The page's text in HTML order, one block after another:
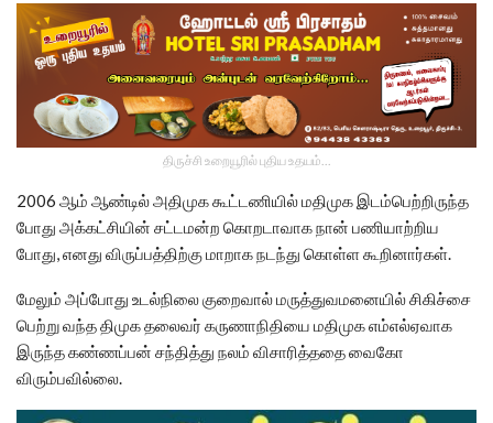
திருச்சி உறையூரில் புதிய உதயம்...
2006 ஆம் ஆண்டில் அதிமுக கூட்டணியில் மதிமுக இடம்பெற்றிருந்த
போது அக்கட்சியின் சட்டமன்ற கொறடாவாக நான் பணியாற்றிய
போது, எனது விருப்பத்திற்கு மாறாக நடந்து கொள்ள கூறினார்கள்.
மேலும் அப்போது உடல்நிலை குறைவால் மருத்துவமனையில் சிகிச்சை
பெற்று வந்த திமுக தலைவர் கருணாநிதியை மதிமுக எம்எல்ஏவாக
இருந்த கண்ணப்பன் சந்தித்து நலம் விசாரித்ததை வைகோ
விரும்பவில்லை.